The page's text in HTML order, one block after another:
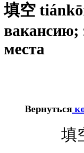
填空
вакансию;
места
Вернуться
填